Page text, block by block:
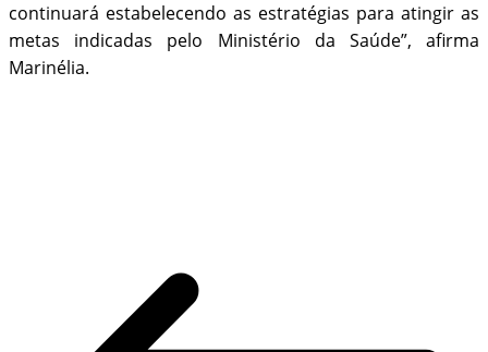
continuará estabelecendo as estratégias para atingir as
metas indicadas pelo Ministério da Saúde”, afirma
Marinélia.